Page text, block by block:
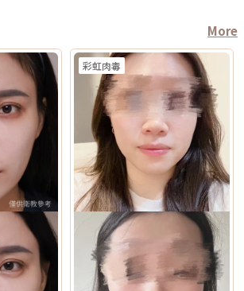
受此類治療，除非有醫療必要且經監護人與專業醫
的能量作用以機械式震動為主，而非傳統以
，因此對周邊組織較為溫和，修復期相對短。搭配
護，可讓能量更集中在斑點本身，減少熱擴散造成
需要更加精準、可控的淺層色素改善者，是較新的
程能看到效果嗎？需要做幾次比較理想？淺層曬
半能看到初步變化；但深層或混合型色素通常需要
序淡化」的方式呈現。實際次數與間隔仍須依個人
Q3：Reepot 是否有反黑風險？術後該注意什麼？
反黑風險，但 Reepot 因熱傷害較低、加上冷卻系
後的關鍵在於防曬和保濕，尤其治療後一週避免曝
。若依照術後指示照護，能大幅降低色素反應的機
膚適合做 Reepot 嗎？Reepot 的能量模式相對溫
感肌而言較為友善。但敏感肌的特性是屏障本身不
專業檢視膚況，若正處於發炎、乾裂或紅敏期，建
程。Q5：做 Reepot 之後多久可以搭配其他醫美
間恢復，因此若要搭配保濕導入、水光等溫和療
視膚況安排；若是皮秒、飛梭、強效換膚或注射等
至少間隔 4 週再評估。適當的間隔能降低反黑與過
療程效果更穩定。Q6：Reepot 的療程費用大約是
依照治療部位、所需的能量深度、是否搭配其他療
所差異。一般費用多落在一萬至三萬多元之間，但
果同時有鬆和垂：可以和醫師討論電音波搭配。這
會用「複合式療程」來做規劃。不是每個人都只需
化主要發生在哪一層，再決定適合電波、音波，還
以一起打嗎？可以，但不是每個人都一定需要。電
所以在醫師評估下，兩者確實可以搭配。常見做法
提，再用電波改善皮膚緊緻與膚質鬆弛，讓效果更
「全部打越多越好」。發數、能量、施作順序、間
臉部條件設計。如果臉部脂肪偏少、皮膚偏薄、曾
剛打過針劑，更要讓醫師完整評估，避免過度治
意哪些事？第一，先判斷自己是哪一種老化問題在
急著問「哪個比較好」，而是要先看自己的老化問
常見可分成四大類：組織鬆弛下垂、結構性凹陷、
波和音波主要處理的是「鬆弛與下垂」這一類問
弛、細紋與緊緻度；音波偏向改善輪廓下垂、嘴邊
是太陽穴凹陷、淚溝、臉頰凹陷這類結構性凹陷，
膚質問題，單靠電波或音波不一定能解決，需要搭
不要只看價格，更要看療程規劃是否合理電波音波
探頭、發數、施作部位、能量設定與診所規劃影
，但如果只用價格做決定，很容易忽略真正重要的
合你的臉部狀況？同樣是音波，有人需要加強下顎
；同樣是電波，有人重點在眼周細紋，有人重點在
果自然也會不同。所以選療程時，不只要問「多少
什麼儀器？施作哪些部位？大約發數或治療範圍怎
適合這個療程？第三，確認儀器來源、探頭耗材與
度不同 常見效果感受 膚質變細、臉
？很多人看
覺得很難懂，其實可以用生活化的方式理解。單極
較深、較廣的範圍，主要作用於較深層皮膚組織
用於緊緻與支撐感相關需求。鳳凰電波即屬於單極
是將能量集中在兩個電極之間，作用範圍相對較
、表層改善等需求。無雙電波的特色，在於將單極
一療程設計中。根據官方資料，DENSITY 可透過
別作用於深層與淺層皮膚。因此，兩者並不是「誰
輯不同。若主要需求為輪廓拉提與緊緻，單極射頻
求；若希望同時兼顧膚質細緻與輕度緊緻，複合式
。效果差異：拉提感、緊緻感、膚質感不一樣1. 拉
「臉部鬆弛」、「下顎線不清楚」或「嘴邊肉變明
常被討論的選項之一。其應用多與輪廓緊緻與鬆弛
眼周與身體的緊緻與平滑需求。2. 膚質感如果你的
「皮膚看起來粗」、「毛孔明顯」、「妝感不服
無雙電波的複合式能量設計相對較符合這類需求。
用於膚質細緻與整體質感提升，因此常被市場定位
drdeungskinclinic/張英睿皮膚專科診所地
一段118號電話：(02)-2250-6065LINE：
page.line.me/xat.0000195926.1nz?
More
彩虹肉毒